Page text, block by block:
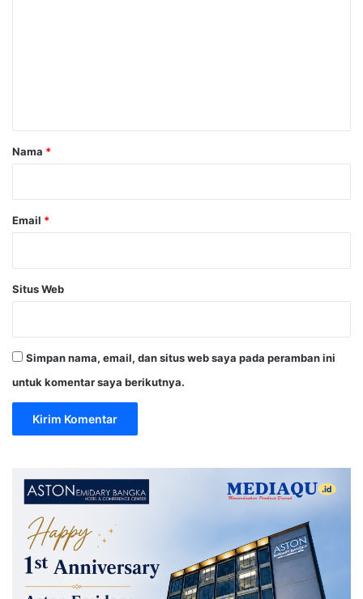
r
Nama *
Email *
Situs Web
Simpan nama, email, dan situs web saya pada peramban ini
untuk komentar saya berikutnya.